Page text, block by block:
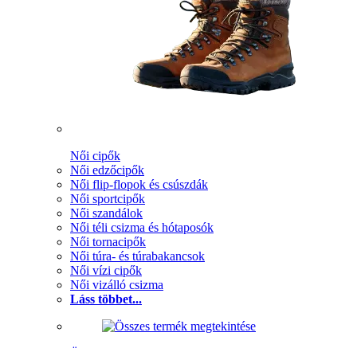
Női cipők
Női edzőcipők
Női flip-flopok és csúszdák
Női sportcipők
Női szandálok
Női téli csizma és hótaposók
Női tornacipők
Női túra- és túrabakancsok
Női vízi cipők
Női vizálló csizma
Láss többet...